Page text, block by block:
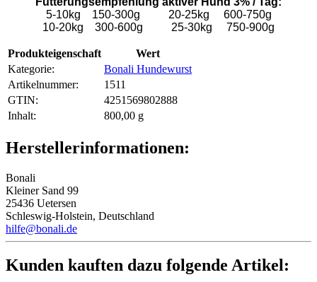
5-10kg 150-300g 20-25kg 600-750g
10-20kg 300-600g 25-30kg 750-900g
Produkteigenschaft
Wert
Kategorie:
Bonali Hundewurst
Artikelnummer:
1511
GTIN:
4251569802888
Inhalt‍:
800,00 g
Herstellerinformationen:
Bonali
Kleiner Sand 99
25436 Uetersen
Schleswig-Holstein, Deutschland
hilfe@bonali.de
Kunden kauften dazu folgende Artikel: